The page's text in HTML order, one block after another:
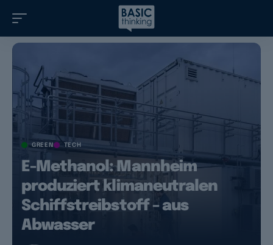
GREEN TECH
E-Methanol: Mannheim
produziert klimaneutralen
Schiffstreibstoff – aus
Abwasser